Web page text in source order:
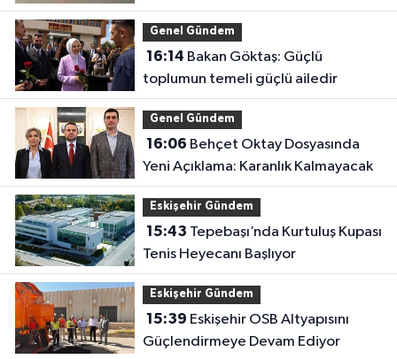
Kamerada
Genel Gündem
16:14
toplumun temeli güçlü ailedir
Genel Gündem
16:06
Yeni Açıklama: Karanlık Kalmayacak
Eskişehir Gündem
15:43
Tenis Heyecanı Başlıyor
Eskişehir Gündem
15:39
Güçlendirmeye Devam Ediyor